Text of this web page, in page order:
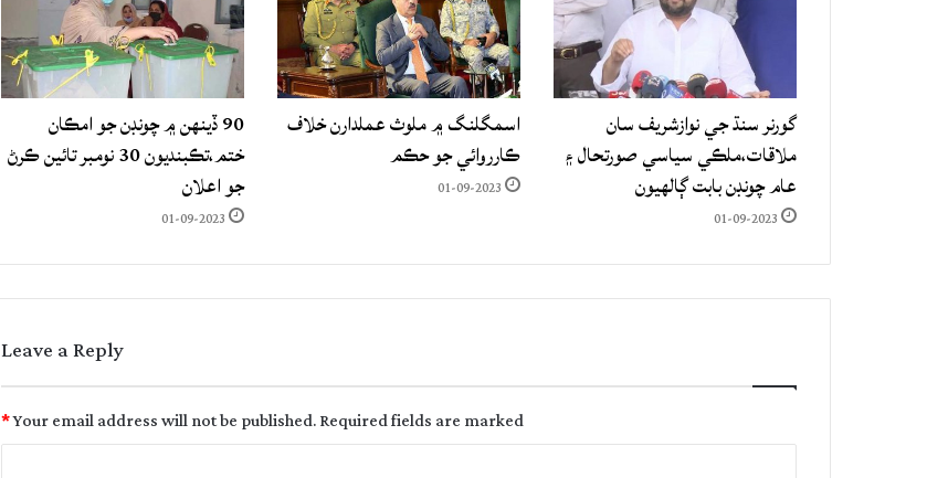
گورنر سنڌ جي نوازشريف سان
ملاقات،ملڪي سياسي صورتحال ۽
عام چونڊن بابت ڳالهيون
01-09-2023
اسمگلنگ ۾ ملوث عملدارن خلاف
ڪارروائي جو حڪم
01-09-2023
90 ڏينهن ۾ چونڊن جو امڪان
ختم،تڪبنديون 30 نومبر تائين ڪرڻ
جو اعلان
01-09-2023
Leave a Reply
Your email address will not be published.Required fields are marked
*